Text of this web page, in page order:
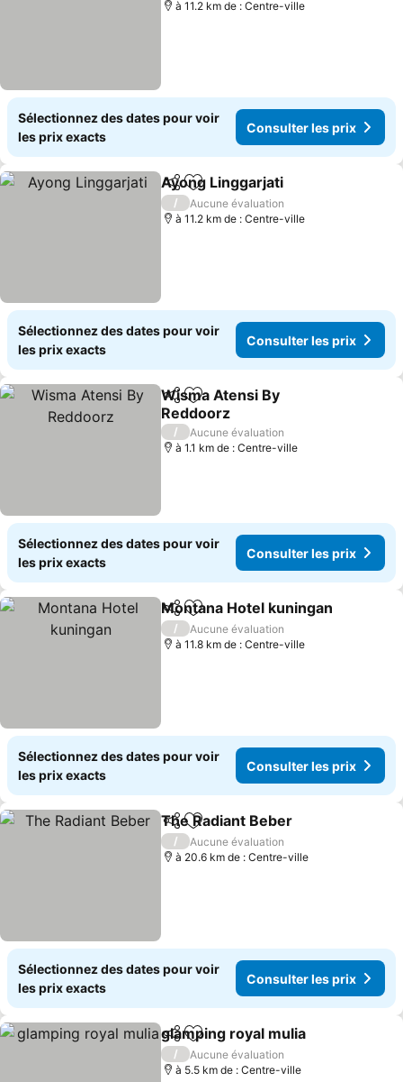
à 11.2 km de : Centre-ville
Sélectionnez des dates pour voir
les prix exacts
Consulter les prix
PartagerAjouter à mes favoris
Ayong Linggarjati
/
Aucune évaluation
à 11.2 km de : Centre-ville
Sélectionnez des dates pour voir
les prix exacts
Consulter les prix
PartagerAjouter à mes favoris
Wisma Atensi By
Reddoorz
Consulter les prix
/
Aucune évaluation
à 1.1 km de : Centre-ville
Sélectionnez des dates pour voir
les prix exacts
Consulter les prix
PartagerAjouter à mes favoris
Montana Hotel kuningan
/
Aucune évaluation
à 11.8 km de : Centre-ville
Sélectionnez des dates pour voir
les prix exacts
Consulter les prix
PartagerAjouter à mes favoris
The Radiant Beber
/
Aucune évaluation
à 20.6 km de : Centre-ville
Sélectionnez des dates pour voir
les prix exacts
Consulter les prix
PartagerAjouter à mes favoris
glamping royal mulia
/
Aucune évaluation
à 5.5 km de : Centre-ville